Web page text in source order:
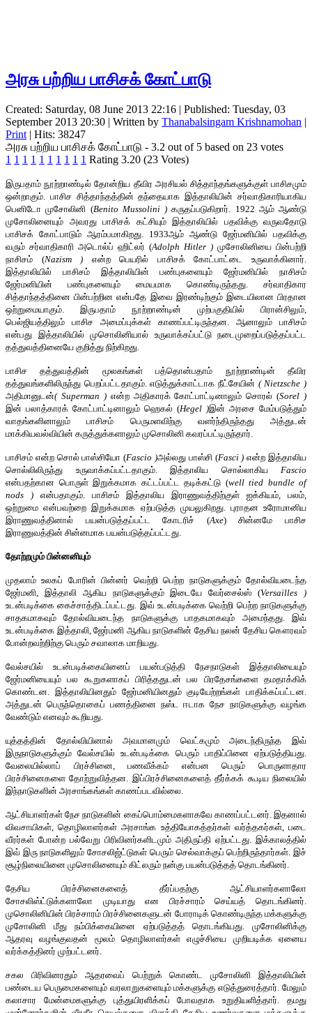
அரசு பற்றிய பாசிசக் கோட்பாடு
Created: Saturday, 08 June 2013 22:16 | Published: Tuesday, 03
September 2013 20:30 | Written by Thanabalsingam Krishnamohan |
Print | Hits: 38247
அரசு பற்றிய பாசிசக் கோட்பாடு - 3.2 out of 5 based on 23 votes
1 1 1 1 1 1 1 1 1 1 Rating 3.20 (23 Votes)
இருபதாம் நூற்றாண்டில் தோன்றிய தீவிர அரசியல் சித்தாந்தங்களுக்குள் பாசிசமும்
ஒன்றாகும். பாசிச சித்தாந்தத்தின் தந்தையாக இத்தாலியின் சர்வாதிகாரியாகிய
பெனிடோ முசோலினி (Benito Mussolini ) கருதப்படுகிறார். 1922 ஆம் ஆண்டு
முசோலினையும் அவரது பாசிசக் கட்சியும் இத்தாலியில் பதவிக்கு வருவதோடு
பாசிசக் கோட்பாடும் ஆரம்பமாகிறது. 1933ஆம் ஆண்டு ஜேர்மனியில் பதவிக்கு
வரும் சர்வாதிகாரி அடொல்ப் ஹிட்லர் (Adolph Hitler ) முசோலினியை பின்பற்றி
நாசிசம் (Nazism ) என்ற பெயரில் பாசிசக் கோட்பாட்டை உருவாக்கினார்.
இத்தாலியில் பாசிசம் இத்தாலியின் பண்புகளையும் ஜேர்மனியில் நாசிசம்
ஜேர்மனியின் பண்புகளையும் மையமாக கொண்டிருந்தது. சர்வாதிகார
சித்தாந்தத்தினை பின்பற்றின என்பதே இவை இரண்டிற்கும் இடையிலான பிரதான
ஒற்றுமையாகும். இருபதாம் நூற்றாண்டின் முற்பகுதியில் பிரான்சிலும்,
பெல்ஜியத்திலும் பாசிச அமைப்புக்கள் காணப்பட்டிருந்தன. ஆனாலும் பாசிசம்
என்பது இத்தாலியில் முசொலினியால் உருவாக்கப்பட்டு நடைமுறைப்படுத்தப்பட்ட
தத்துவத்தினையே குறித்து நிற்கிறது.
பாசிச தத்துவத்தின் மூலகங்கள் பத்தொன்பதாம் நூற்றாண்டின் தீவிர
தத்துவங்களிலிருந்து பெறப்பட்டதாகும். எடுத்துக்காட்டாக நீட்சேயின் ( Nietzsche )
அதிமானுடன்( Superman )என்ற அதிகாரக் கோட்பாட்டினாலும் சொரல் (Sorel )
இன் பலாத்காரக் கோட்பாட்டினாலும் ஹெகல் (Hegel )இன் அரசை மேம்படுத்தும்
வாதங்களினாலும் பாசிசம் பெருமளவிற்கு வளர்ந்திருந்தது அத்துடன்
மாக்கியவல்வியின் கருத்துக்களாலும் முசொலினி கவரப்பட்டிருந்தார்.
பாசிசம் என்ற சொல் பாஸ்சியோ (Fascio )அல்லது பாஸ்சி (Fasci ) என்ற இத்தாலிய
சொல்லிலிருந்து உருவாக்கப்பட்டதாகும். இத்தாலிய சொல்லாகிய Fascio
என்பதற்கான பொருள் இறுக்கமாக கட்டப்பட்ட தடிக்கட்டு (well tied bundle of
nods
) என்பதாகும். பாசிசம் இத்தாலிய இராணுவத்திற்குள் ஐக்கியம், பலம்,
ஒற்றுமை என்பவற்றை இறுக்கமாக ஏற்படுத்த முயலுகிறது. புராதன உரோமானிய
இராணுவத்தினால் பயன்படுத்தப்பட்ட கோடரிச் (Axe) சின்னமே பாசிச
இராணுவத்தின் சின்னமாக பயன்படுத்தப்பட்டது.
தோற்றமும் பின்னனியும்
முதலாம் உலகப் போரின் பின்னர் வெற்றி பெற்ற நாடுகளுக்கும் தோல்வியடைந்த
ஜேர்மனி, இத்தாலி ஆகிய நாடுகளுக்கும் இடையே வேர்சைல்ஸ் (Versailles
)
உடன்படிக்கை கைச்சாத்திடப்பட்டது. இவ் உடன்படிக்கை வெற்றி பெற்ற நாடுகளுக்கு
சாதகமாகவும் தோல்வியடைந்த நாடுகளுக்கு பாதகமாகவும் அமைந்தது. இவ்
உடன்படிக்கை இத்தாலி, ஜேர்மனி ஆகிய நாடுகளின் தேசிய நலன் தேசிய கௌரவம்
போன்றவற்றிற்கு பெரும் சவாலாக மாறியது.
வேல்சயில் உடன்படிக்கையினைப் பயன்படுத்தி நேசநாடுகள் இத்தாலியையும்
ஜேர்மனியையும் பல கூறுகளாகப் பிரித்ததுடன் பல பிரதேசங்களை தமதாக்கிக்
கொண்டன. இத்தாலியினதும் ஜேர்மனியினதும் குடியேற்றங்கள் பாதிக்கப்பட்டன.
அத்துடன் பெருந்தொகைப் பணத்தினை நஸ்ட ஈடாக நேச நாடுகளுக்கு வழங்க
வேண்டும் எனவும் கூறியது.
யுத்தத்தின் தோல்வியினால் அவமானமும் வெட்கமும் அடைந்திருந்த இவ்
இருநாடுகளுக்கும் வேல்சயில் உடன்படிக்கை பெரும் பாதிப்பினை ஏற்படுத்தியது.
வேலையில்லாப் பிரச்சினை, பணவீக்கம் என்பன பெரும் பொருளாதார
பிரச்சினைகளை தோற்றுவித்தன. இப்பிரச்சினைகளைத் தீர்க்கக் கூடிய நிலையில்
இந்நாடுகளின் அரசாங்கங்கள் காணப்படவில்லை.
ஆட்சியாளர்கள் நேச நாடுகளின் கைப்பொம்மைகளாகவே காணப்பட்டனர். இதனால்
விவசாயிகள், தொழிலாளர்கள் அரசாங்க உத்தியோகத்தர்கள் வர்த்தகர்கள், படை
வீரர்கள் போன்ற பல்வேறு பிரிவினர்களிடமும் அதிருப்தி ஏற்பட்டது. இக்காலத்தில்
இவ் இரு நாடுகளிலும் சோசலிஜ்ட்டுகள் பெரும் செல்வாக்குப் பெற்றிருந்தார்கள். இச்
சூழ்நிலையினை முசொலினையும் கிட்லரும் நன்கு பயன்படுத்தத் தொடங்கினர்.
தேசிய பிரச்சினைகளைத் தீர்ப்பதற்கு ஆட்சியாளர்களாலோ
சோசலிஸ்ட்டுக்களாலோ முடியாது என பிரச்சாரம் செய்யத் தொடங்கினர்.
முசொலினியின் பிரச்சாரம் பிரச்சினைகளுடன் போராடிக் கொண்டிருந்த மக்களுக்கு
முசோலினி மீது நம்பிக்கையினை ஏற்படுத்தத் தொடங்கியது. முசோலினிக்கு
ஆதரவு வழங்குவதன் மூலம் தொழிலாளர்கள் எழுச்சியை முறியடிக்க ஏனைய
வர்க்கத்தினர் முற்பட்டனர்.
சகல பிரிவினரதும் ஆதரவைப் பெற்றுக் கொண்ட முசோலினி இத்தாலியின்
பண்டைய பெருமைகளையும் வரலாறுகளையும் மக்களுக்கு எடுத்துரைத்தார். மேலும்
கலாசார மேன்மைகளுக்கு புத்துயிரளிக்கப் போவதாக உறுதியளித்தார். தமது